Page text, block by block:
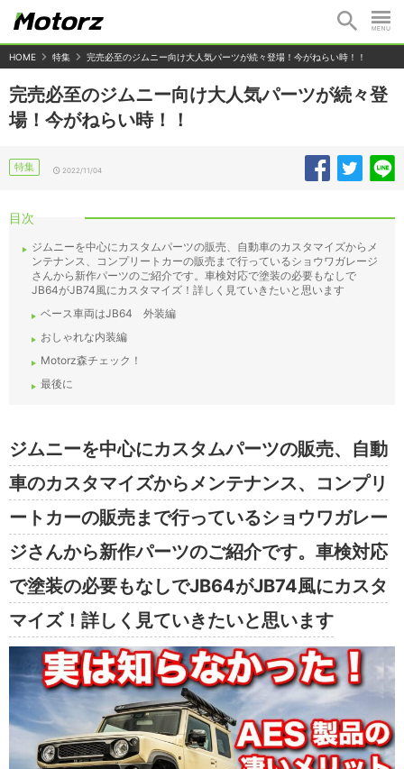
HOME 特集 完売必至のジムニー向け大人気パーツが続々登場！今がねらい時！！
完売必至のジムニー向け大人気パーツが続々登
場！今がねらい時！！
特集 2022/11/04
目次
ジムニーを中心にカスタムパーツの販売、自動車のカスタマイズからメ
ンテナンス、コンプリートカーの販売まで行っているショウワガレージ
さんから新作パーツのご紹介です。車検対応で塗装の必要もなしで
JB64がJB74風にカスタマイズ！詳しく見ていきたいと思います
ベース車両はJB64 外装編
おしゃれな内装編
Motorz森チェック！
最後に
ジムニーを中心にカスタムパーツの販売、自動
車のカスタマイズからメンテナンス、コンプリ
ートカーの販売まで行っているショウワガレー
ジさんから新作パーツのご紹介です。車検対応
で塗装の必要もなしでJB64がJB74風にカスタ
マイズ！詳しく見ていきたいと思います